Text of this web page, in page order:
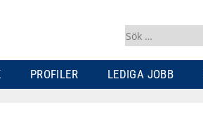
Sök
efter:
PROFILER LEDIGA JOBB